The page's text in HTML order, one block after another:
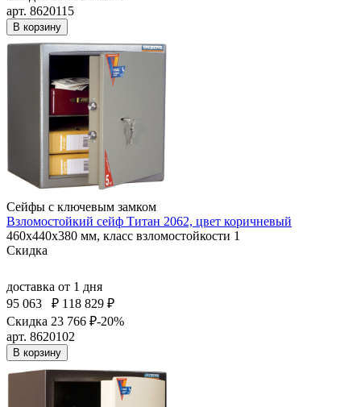
арт. 8620115
В корзину
Сейфы с ключевым замком
Взломостойкий сейф Титан 2062, цвет коричневый
460x440x380 мм, класс взломостойкости 1
Скидка
доставка от 1 дня
95 063
₽ 118 829 ₽
Скидка 23 766 ₽-20%
арт. 8620102
В корзину